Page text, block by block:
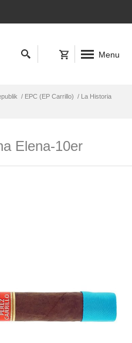
Menu
/ EPC (EP Carrillo) / La Historia
Elena-10er